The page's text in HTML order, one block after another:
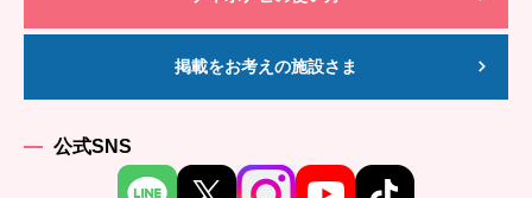
掲載をお考えの施設さま
公式SNS